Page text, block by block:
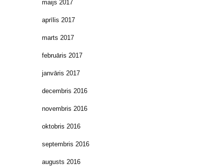
maijs 2017
aprīlis 2017
marts 2017
februāris 2017
janvāris 2017
decembris 2016
novembris 2016
oktobris 2016
septembris 2016
augusts 2016